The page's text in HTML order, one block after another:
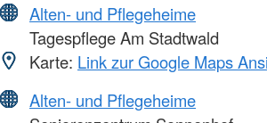
Alten- und Pflegeheime
Tagespflege Am Stadtwald
Karte: Link zur Google Maps
Alten- und Pflegeheime